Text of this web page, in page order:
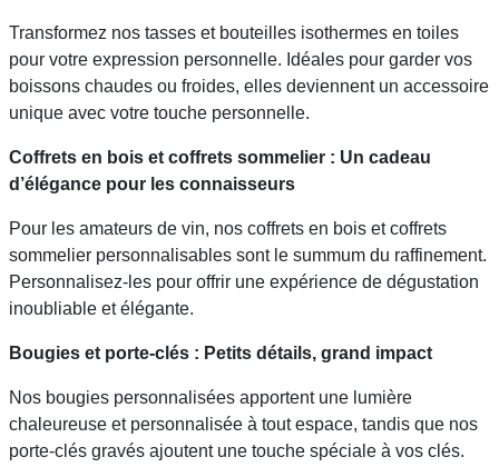
Transformez nos tasses et bouteilles isothermes en toiles
pour votre expression personnelle. Idéales pour garder vos
boissons chaudes ou froides, elles deviennent un accessoire
unique avec votre touche personnelle.
Coffrets en bois et coffrets sommelier : Un cadeau
d’élégance pour les connaisseurs
Pour les amateurs de vin, nos coffrets en bois et coffrets
sommelier personnalisables sont le summum du raffinement.
Personnalisez-les pour offrir une expérience de dégustation
inoubliable et élégante.
Bougies et porte-clés : Petits détails, grand impact
Nos bougies personnalisées apportent une lumière
chaleureuse et personnalisée à tout espace, tandis que nos
porte-clés gravés ajoutent une touche spéciale à vos clés.